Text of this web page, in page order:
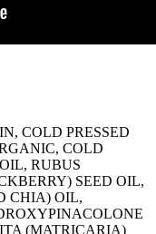
COLD PRESSED
COLD
RUBUS
SEED OIL,
CHIA) OIL,
(MATRICARIA)